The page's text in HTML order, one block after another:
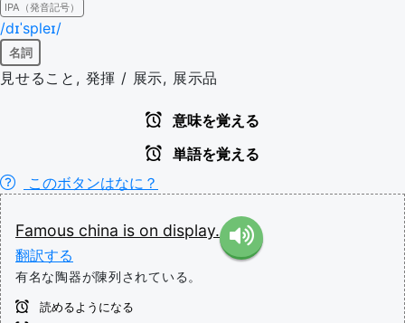
IPA（発音記号）
/dɪˈspleɪ/
名詞
見せること, 発揮 / 展示, 展示品
意味を覚える
単語を覚える
このボタンはなに？
Famous china is on display.
翻訳する
有名な陶器が陳列されている。
読めるようになる